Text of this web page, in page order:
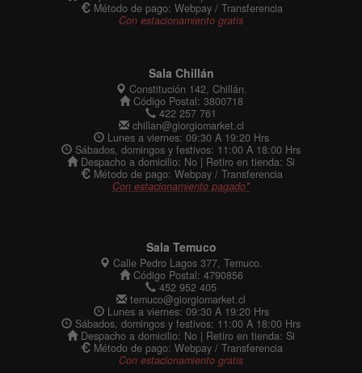
Método de pago: Webpay / Transferencia
Con estacionamiento gratis
Sala Chillán
Constitución 142, Chillán.
Código Postal: 3800718
422 257 761
chillan@giorgiomarket.cl
Lunes a viernes: 09:30 A 19:20 Hrs
Sábados, domingos y festivos: 11:00 A 18:00 Hrs
Despacho a domicilio: No | Retiro en tienda: Si
Método de pago: Webpay / Transferencia
Con estacionamiento pagado*
Sala Temuco
Calle Pedro Lagos 377, Temuco.
Código Postal: 4790856
452 952 405
temuco@giorgiomarket.cl
Lunes a viernes: 09:30 A 19:20 Hrs
Sábados, domingos y festivos: 11:00 A 18:00 Hrs
Despacho a domicilio: No | Retiro en tienda: Si
Método de pago: Webpay / Transferencia
Con estacionamiento gratis